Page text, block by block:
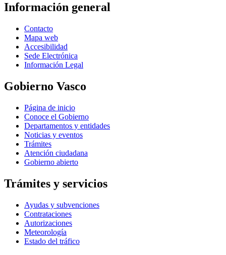
Información general
Contacto
Mapa web
Accesibilidad
Sede Electrónica
Información Legal
Gobierno Vasco
Página de inicio
Conoce el Gobierno
Departamentos y entidades
Noticias y eventos
Trámites
Atención ciudadana
Gobierno abierto
Trámites y servicios
Ayudas y subvenciones
Contrataciones
Autorizaciones
Meteorología
Estado del tráfico